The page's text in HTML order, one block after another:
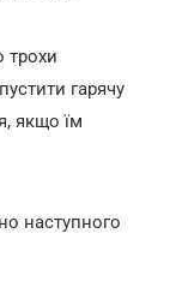
трохи
гарячу
якщо їм
наступного